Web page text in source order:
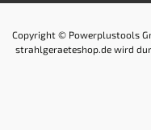
Copyright © Powerplustools
strahlgeraeteshop.de wird